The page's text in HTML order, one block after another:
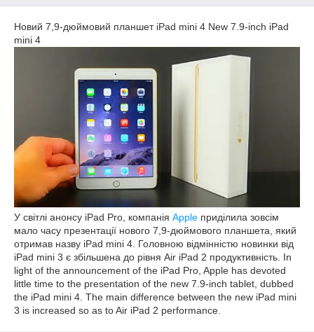
Новий 7,9-дюймовий планшет iPad mini 4 New 7.9-inch iPad
mini 4
У світлі анонсу iPad Pro, компанія Apple приділила зовсім
мало часу презентації нового 7,9-дюймового планшета, який
отримав назву iPad mini 4. Головною відмінністю новинки від
iPad mini 3 є збільшена до рівня Air iPad 2 продуктивність. In
light of the announcement of the iPad Pro, Apple has devoted
little time to the presentation of the new 7.9-inch tablet, dubbed
the iPad mini 4. The main difference between the new iPad mini
3 is increased so as to Air iPad 2 performance.